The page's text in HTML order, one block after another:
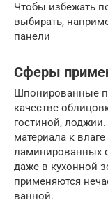
Чтобы избежать
выбирать,
панели
Сферы
Шпонированные
качестве
гостиной,
материала к
ламинированных
даже в кухонной
применяются
ванной.